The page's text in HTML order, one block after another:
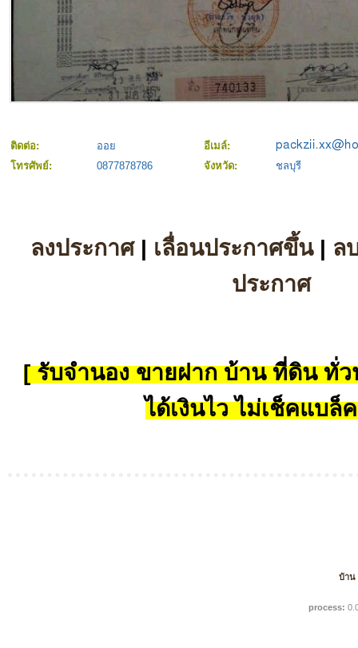
ติดต่อ: ออย
อีเมล์:
โทรศัพย์:
0877878786 จังหวัด: ชลบุรี
ลงประกาศ| เลื่อนประกาศขึ้น| ล
ประกาศ
[ รับจำนอง ขายฝาก บ้าน ที่ดิน ทั่ว
ได้เงินไว ไม่เช็คแบล็
บ้าน
process: